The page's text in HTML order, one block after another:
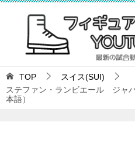
TOP
スイス(SUI)
ステファン・ランビエール ジャ
本語）